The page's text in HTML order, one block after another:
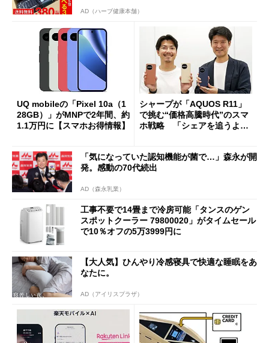
AD（ハーブ健康本舗）
UQ mobileの「Pixel 10a（1
28GB）」がMNPで2年間、約
1.1万円に【スマホお得情報】
シャープが「AQUOS R11」
で挑む“価格高騰時代”のスマ
ホ戦略 「シェアを追うより
「気になっていた認知機能が菌で…」森永が開
発。感動の70代続出
AD（森永乳業）
工事不要で14畳まで冷房可能「タンスのゲン
スポットクーラー 79800020」がタイムセール
で10％オフの5万3999円に
【大人気】ひんやり冷感寝具で快適な睡眠をあ
なたに。
AD（アイリスプラザ）